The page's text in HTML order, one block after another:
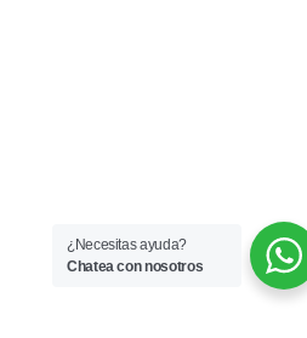
¿Necesitas ayuda?
Chatea con nosotros